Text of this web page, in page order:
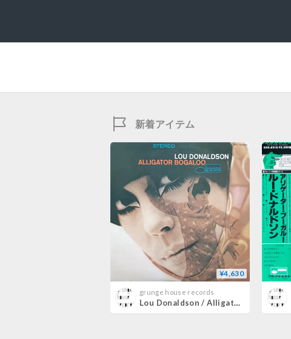
新着アイテム
¥4,630
grunge house records
Lou Donaldson / Alligator Bogaloo